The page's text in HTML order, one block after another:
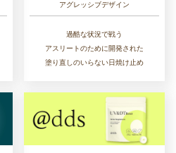
アグレッシブデザイン
過酷な状況で戦う
アスリートのために開発された
塗り直しのいらない日焼け止め